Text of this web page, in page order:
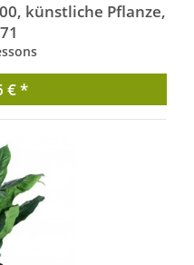
künstliche Pflanze,
€ *